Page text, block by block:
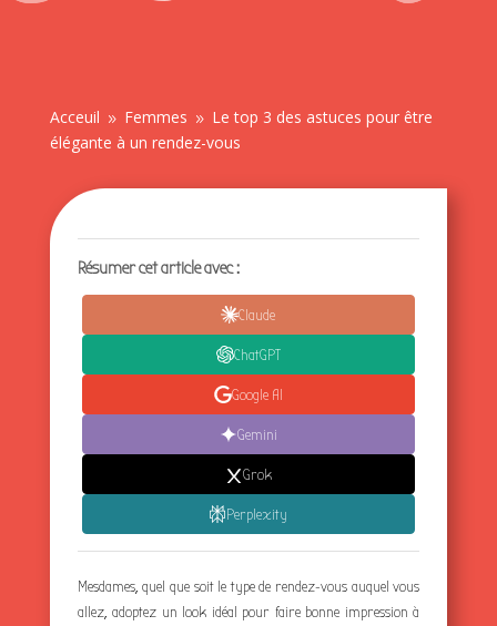
Acceuil 9 Femmes 9 Le top 3 des astuces pour être
élégante à un rendez-vous
Résumer cet article avec :
Claude
ChatGPT
Google AI
Gemini
Grok
Perplexity
Mesdames, quel que soit le type de rendez-vous auquel vous
allez, adoptez un look idéal pour faire bonne impression à